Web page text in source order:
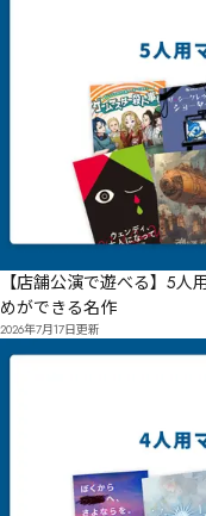
【店舗公演で遊べる】5
めができる名作
2026年7月17日更新